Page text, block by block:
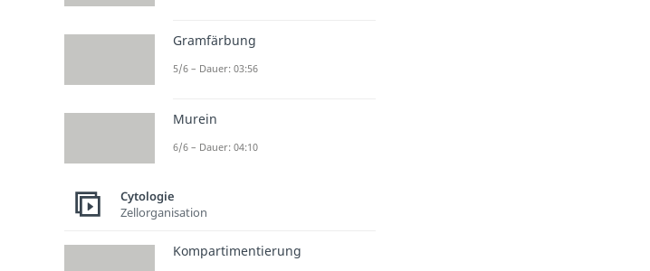
Gramfärbung
5/6 – Dauer: 03:56
Murein
6/6 – Dauer: 04:10
Cytologie
Zellorganisation
Kompartimentierung